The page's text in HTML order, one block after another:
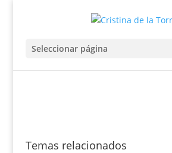
Seleccionar página
Temas relacionados